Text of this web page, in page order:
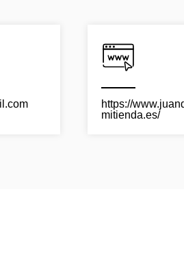
https://
mitienda.es/